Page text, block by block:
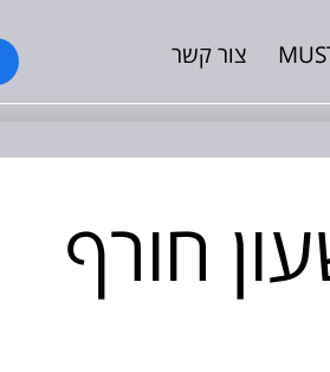
צור קשר
חורף